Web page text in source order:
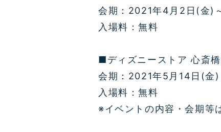
会期：2021年4月2日(金)
入場料：無料
■ディズニーストア 心斎
会期：2021年5月14日(金
入場料：無料
※イベントの内容・会期等